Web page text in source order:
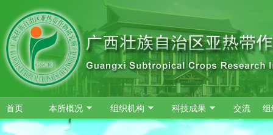
跳转到主要内容
首页 本所概况 组织机构 科技成果 交流